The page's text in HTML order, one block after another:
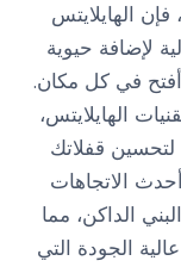
الهايلايتس
لإضافة حيوية
في كل مكان.
الهايلايتس،
لتحسين قفلاتك
الاتجاهات
البني الداكن، مما
الجودة التي